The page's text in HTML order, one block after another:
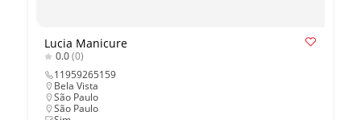
Lucia Manicure
0.0(0)
11959265159
Bela Vista
São Paulo
São Paulo